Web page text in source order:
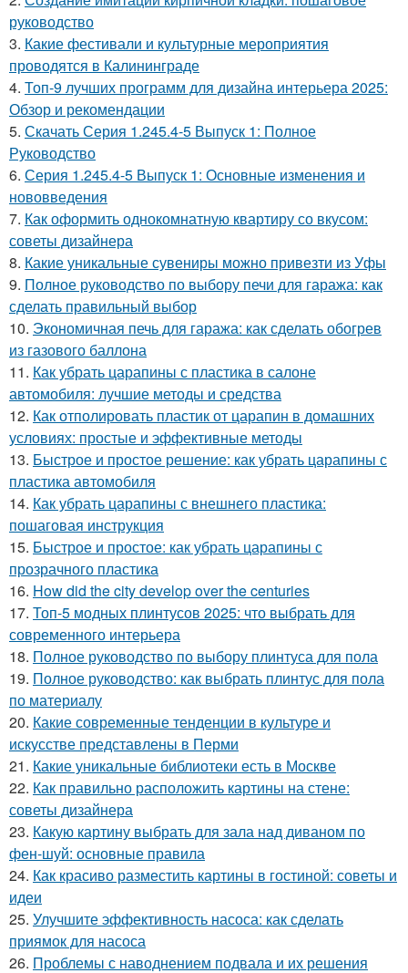
руководство
3. Какие фестивали и культурные мероприятия
проводятся в Калининграде
4. Топ-9 лучших программ для дизайна интерьера 2025:
Обзор и рекомендации
5. Скачать Серия 1.245.4-5 Выпуск 1: Полное
Руководство
6. Серия 1.245.4-5 Выпуск 1: Основные изменения и
нововведения
7. Как оформить однокомнатную квартиру со вкусом:
советы дизайнера
8. Какие уникальные сувениры можно привезти из Уфы
9. Полное руководство по выбору печи для гаража: как
сделать правильный выбор
10. Экономичная печь для гаража: как сделать обогрев
из газового баллона
11. Как убрать царапины с пластика в салоне
автомобиля: лучшие методы и средства
12. Как отполировать пластик от царапин в домашних
условиях: простые и эффективные методы
13. Быстрое и простое решение: как убрать царапины с
пластика автомобиля
14. Как убрать царапины с внешнего пластика:
пошаговая инструкция
15. Быстрое и простое: как убрать царапины с
прозрачного пластика
16. How did the city develop over the centuries
17. Топ-5 модных плинтусов 2025: что выбрать для
современного интерьера
18. Полное руководство по выбору плинтуса для пола
19. Полное руководство: как выбрать плинтус для пола
по материалу
20. Какие современные тенденции в культуре и
искусстве представлены в Перми
21. Какие уникальные библиотеки есть в Москве
22. Как правильно расположить картины на стене:
советы дизайнера
23. Какую картину выбрать для зала над диваном по
фен-шуй: основные правила
24. Как красиво разместить картины в гостиной: советы и
идеи
25. Улучшите эффективность насоса: как сделать
приямок для насоса
26. Проблемы с наводнением подвала и их решения